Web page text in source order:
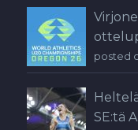
posted
SE:tä